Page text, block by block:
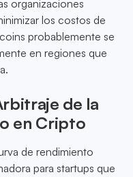
organizaciones
los costos de
probablemente se
en regiones que
de la
en Cripto
de rendimiento
para startups que